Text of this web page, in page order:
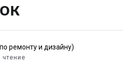
ремонту и дизайну)